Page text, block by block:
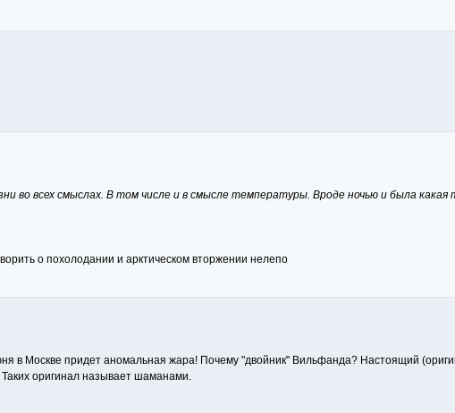
во всех смыслах. В том числе и в смысле температуры. Вроде ночью и была какая
о похолодании и арктическом вторжении нелепо
в Москве придет аномальная жара! Почему "двойник" Вильфанда? Настоящий
оригинал называет шаманами.